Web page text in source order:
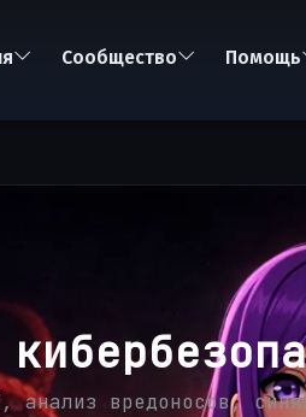
Сообщество Помощь
анализ вредоносов,